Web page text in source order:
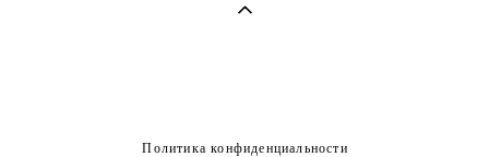
Политика конфиденциальности